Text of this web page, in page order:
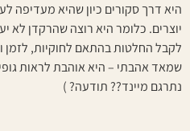
היא דרך סקורים כיון שהיא מעדיפה
יוצרים. כלומר היא רוצה שהרקדן לא
לקבל החלטות בהתאם לחוקיות, לזמן
שמאד אהבתי – היא אוהבת לראות
נתרגם מיינד?? תודעה? )